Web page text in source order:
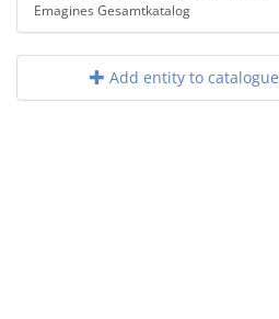
Emagines Gesamtkatalog
Add entity to catalogue